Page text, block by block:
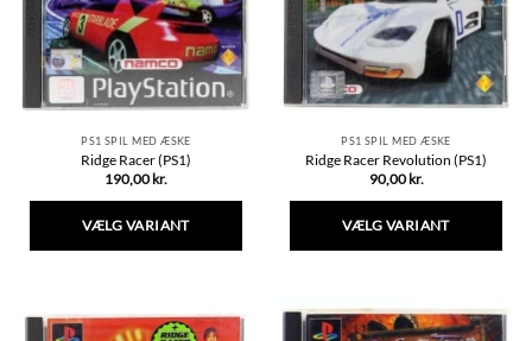
vælges
på
varesiden
vælges
på
varesiden
PS1 SPIL MED ÆSKE
Ridge Racer (PS1)
190,00 kr.
VÆLG VARIANT
flere
PS1 SPIL MED ÆSKE
Ridge Racer Revolution (PS1)
90,00 kr.
VÆLG VARIANT
har
flere